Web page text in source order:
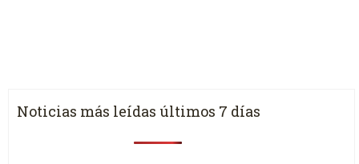
Noticias más leídas últimos 7 días